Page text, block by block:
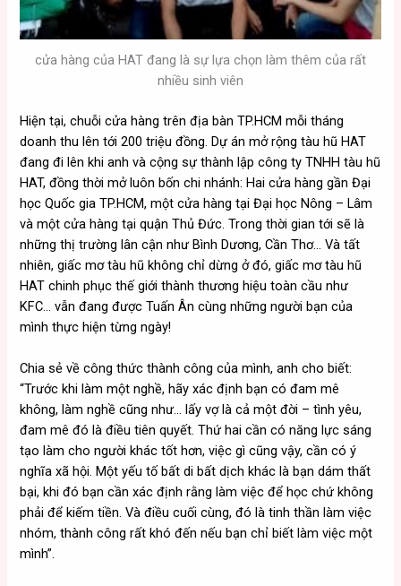
cửa hàng của HAT đang là sự lựa chọn làm thêm của rất
nhiều sinh viên
Hiện tại, chuỗi cửa hàng trên địa bàn TP.HCM mỗi tháng
doanh thu lên tới 200 triệu đồng. Dự án mở rộng tàu hũ HAT
đang đi lên khi anh và cộng sự thành lập công ty TNHH tàu hũ
HAT, đồng thời mở luôn bốn chi nhánh: Hai cửa hàng gần Đại
học Quốc gia TP.HCM, một cửa hàng tại Đại học Nông – Lâm
và một cửa hàng tại quận Thủ Đức. Trong thời gian tới sẽ là
những thị trường lân cận như Bình Dương, Cần Thơ… Và tất
nhiên, giấc mơ tàu hũ không chỉ dừng ở đó, giấc mơ tàu hũ
HAT chinh phục thế giới thành thương hiệu toàn cầu như
KFC… vẫn đang được Tuấn Ân cùng những người bạn của
mình thực hiện từng ngày!
Chia sẻ về công thức thành công của mình, anh cho biết:
“Trước khi làm một nghề, hãy xác định bạn có đam mê
không, làm nghề cũng như… lấy vợ là cả một đời – tình yêu,
đam mê đó là điều tiên quyết. Thứ hai cần có năng lực sáng
tạo làm cho người khác tốt hơn, việc gì cũng vậy, cần có ý
nghĩa xã hội. Một yếu tố bất di bất dịch khác là bạn dám thất
bại, khi đó bạn cần xác định rằng làm việc để học chứ không
phải để kiếm tiền. Và điều cuối cùng, đó là tinh thần làm việc
nhóm, thành công rất khó đến nếu bạn chỉ biết làm việc một
mình”.